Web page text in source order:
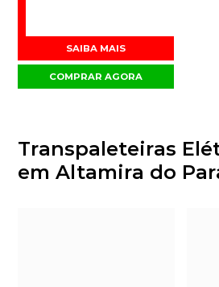
SAIBA MAIS
COMPRAR AGORA
Transpaleteiras
em Altamira do